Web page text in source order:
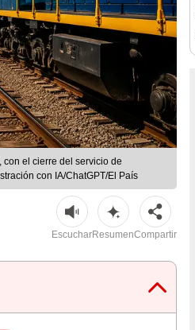
el cierre del servicio de
con IA/ChatGPT/El País
EscucharResumenCompartir